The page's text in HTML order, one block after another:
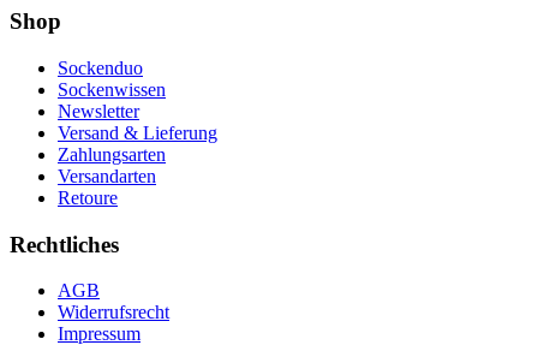
Shop
Sockenduo
Sockenwissen
Newsletter
Versand & Lieferung
Zahlungsarten
Versandarten
Retoure
Rechtliches
AGB
Widerrufsrecht
Impressum